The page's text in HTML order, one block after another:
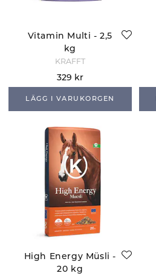
Vitamin Multi - 2,5
kg
KRAFFT
329 kr
LÄGG I VARUKORGEN
High Energy Müsli -
20 kg